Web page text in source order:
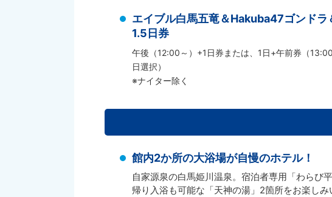
エイブル白馬五竜＆Hakuba47ゴンドラ
1.5日券
午後（12:00～）+1日券または、1日+午前券（
日選択）
※ナイター除く
館内2か所の大浴場が自慢のホテル！
自家源泉の白馬姫川温泉。宿泊者専用「わらび
帰り入浴も可能な「天神の湯」2箇所をお楽しみ